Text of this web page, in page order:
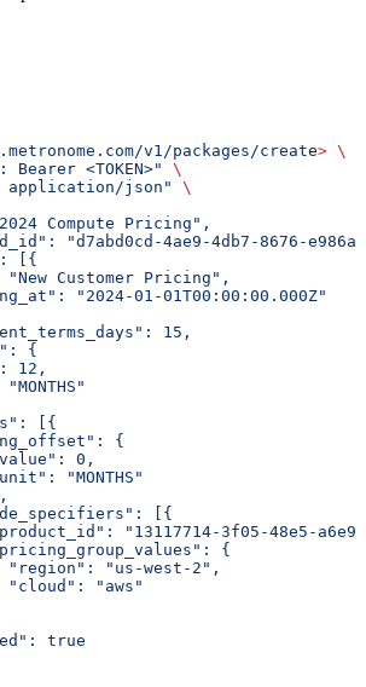
v1/packages/create> \
<TOKEN>"
\
application/json"
\
Compute Pricing",
"d7abd0cd-4ae9-4db7-8676-
[{
"New Customer Pricing",
"2024-01-01T00:00:00.000Z"
15,
{
12,
"MONTHS"
[{
{
"value": 0,
"unit": "MONTHS"
[{
"product_id": "13117714-3f05-48e5-
"pricing_group_values": {
"region": "us-west-2",
"cloud": "aws"
true